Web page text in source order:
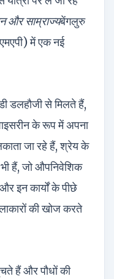
और साम्राज्यबेंगलुरु
में एक नई
डलहौजी से मिलते हैं,
के रूप में अपना
जा रहे हैं, श्रेय के
हैं, जो औपनिवेशिक
इन कार्यों के पीछे
की खोज करते
हैं और पौधों की